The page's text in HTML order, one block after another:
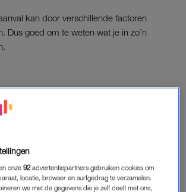
kan door verschillende factoren
Dus goed om te weten wat je in zo’n
wel eens van de aandoening epilepsie
slachtoffers aanvallen die ontstaan
tijdelijke verstoring van de elektrische
van de epilepsieaanvallen is er geen
aan te wijzen, maar er zijn enkele factoren
onze92 advertentiepartners gebruiken cookies om
locatie, browser en surfgedrag te verzamelen.
we met de gegevens die je zelf deelt met ons,